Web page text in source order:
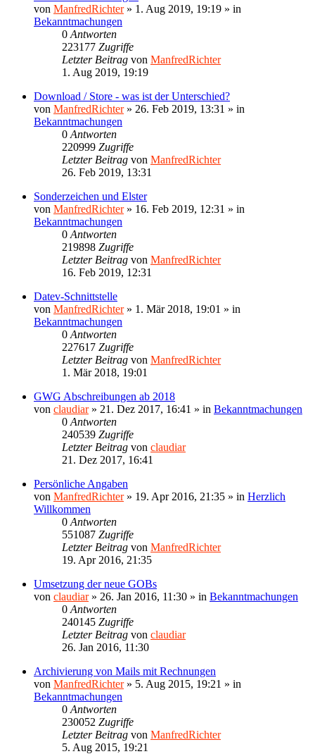
von ManfredRichter» 1. Aug 2019, 19:19 » in
Bekanntmachungen
0 Antworten
223177 Zugriffe
Letzter Beitrag von ManfredRichter
1. Aug 2019, 19:19
Download / Store - was ist der Unterschied?
von ManfredRichter» 26. Feb 2019, 13:31 » in
Bekanntmachungen
0 Antworten
220999 Zugriffe
Letzter Beitrag von ManfredRichter
26. Feb 2019, 13:31
Sonderzeichen und Elster
von ManfredRichter» 16. Feb 2019, 12:31 » in
Bekanntmachungen
0 Antworten
219898 Zugriffe
Letzter Beitrag von ManfredRichter
16. Feb 2019, 12:31
Datev-Schnittstelle
von ManfredRichter» 1. Mär 2018, 19:01 » in
Bekanntmachungen
0 Antworten
227617 Zugriffe
Letzter Beitrag von ManfredRichter
1. Mär 2018, 19:01
GWG Abschreibungen ab 2018
von claudiar» 21. Dez 2017, 16:41 » in Bekanntmachungen
0 Antworten
240539 Zugriffe
Letzter Beitrag von claudiar
21. Dez 2017, 16:41
Persönliche Angaben
von ManfredRichter» 19. Apr 2016, 21:35 » in Herzlich
Willkommen
0 Antworten
551087 Zugriffe
Letzter Beitrag von ManfredRichter
19. Apr 2016, 21:35
Umsetzung der neue GOBs
von claudiar» 26. Jan 2016, 11:30 » in Bekanntmachungen
0 Antworten
240145 Zugriffe
Letzter Beitrag von claudiar
26. Jan 2016, 11:30
Archivierung von Mails mit Rechnungen
von ManfredRichter» 5. Aug 2015, 19:21 » in
Bekanntmachungen
0 Antworten
230052 Zugriffe
Letzter Beitrag von ManfredRichter
5. Aug 2015, 19:21